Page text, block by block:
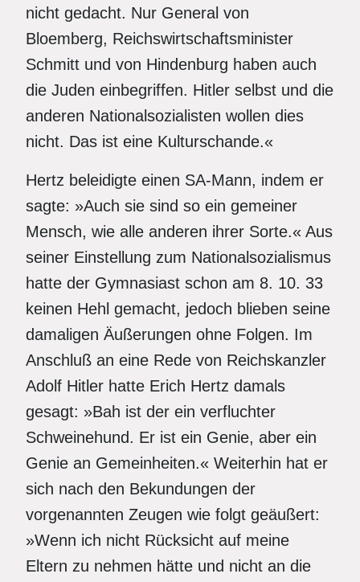
nicht gedacht. Nur General von
Bloemberg, Reichswirtschaftsminister
Schmitt und von Hindenburg haben auch
die Juden einbegriffen. Hitler selbst und die
anderen Nationalsozialisten wollen dies
nicht. Das ist eine Kulturschande.«
Hertz beleidigte einen SA-Mann, indem er
sagte: »Auch sie sind so ein gemeiner
Mensch, wie alle anderen ihrer Sorte.« Aus
seiner Einstellung zum Nationalsozialismus
hatte der Gymnasiast schon am 8. 10. 33
keinen Hehl gemacht, jedoch blieben seine
damaligen Äußerungen ohne Folgen. Im
Anschluß an eine Rede von Reichskanzler
Adolf Hitler hatte Erich Hertz damals
gesagt: »Bah ist der ein verfluchter
Schweinehund. Er ist ein Genie, aber ein
Genie an Gemeinheiten.« Weiterhin hat er
sich nach den Bekundungen der
vorgenannten Zeugen wie folgt geäußert:
»Wenn ich nicht Rücksicht auf meine
Eltern zu nehmen hätte und nicht an die